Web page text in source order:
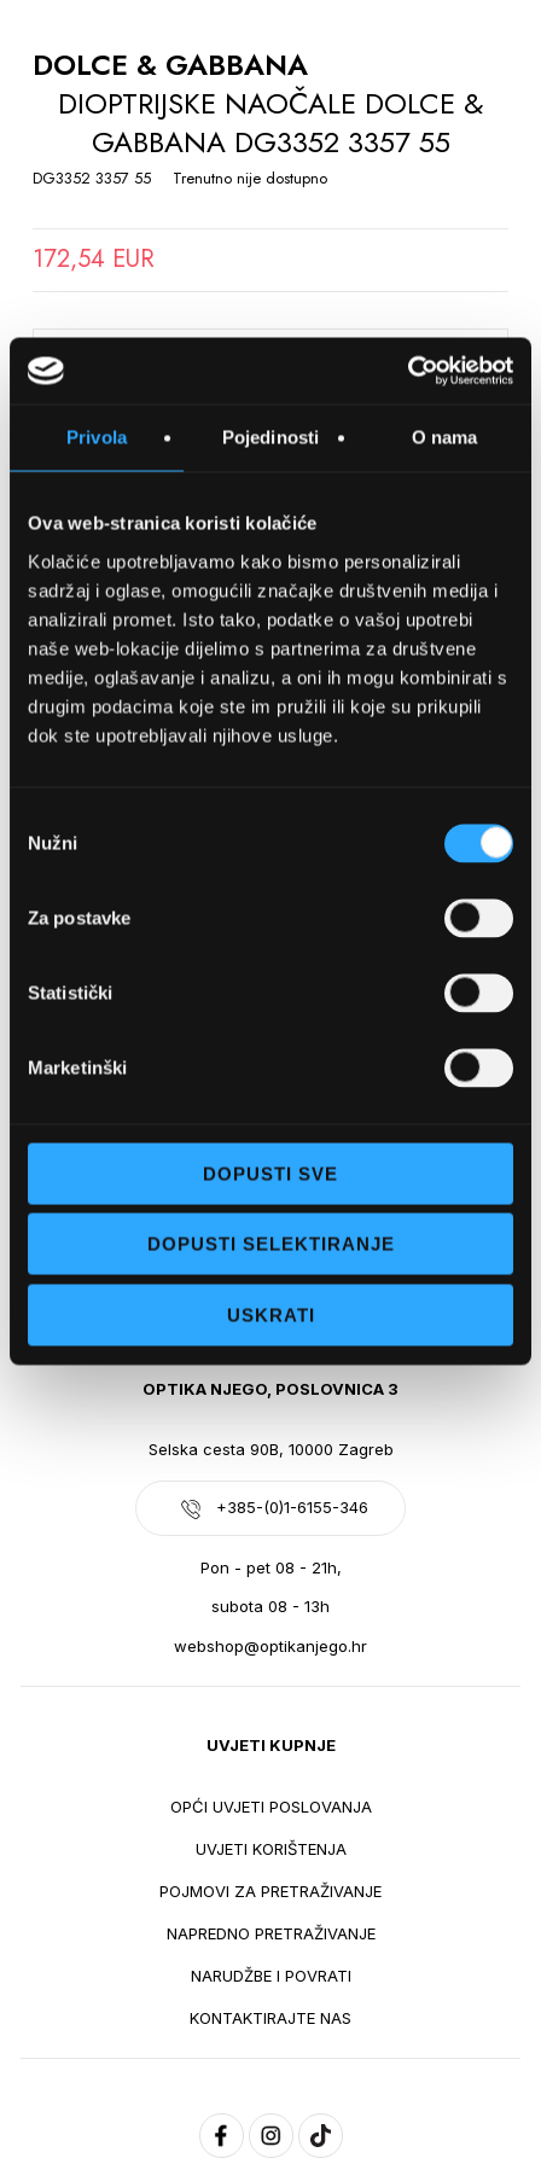
Privola Pojedinosti O nama
Ova web-stranica koristi kolačiće
Kolačiće upotrebljavamo kako bismo personalizirali
sadržaj i oglase, omogućili značajke društvenih medija i
analizirali promet. Isto tako, podatke o vašoj upotrebi
naše web-lokacije dijelimo s partnerima za društvene
medije, oglašavanje i analizu, a oni ih mogu kombinirati s
drugim podacima koje ste im pružili ili koje su prikupili
dok ste upotrebljavali njihove usluge.
pristanka
Nužni
Za postavke
Statistički
Marketinški
DOPUSTI SVE
DOPUSTI SELEKTIRANJE
USKRATI
THE
BEGINNING
GALLERY
DOLCE & GABBANA
DIOPTRIJSKE NAOČALE DOLCE &
GABBANA DG3352 3357 55
DG3352 3357 55 Trenutno nije dostupno
172,54 EUR
SPREMITE NA LISTU ŽELJA
Detalji
OPTIKA NJEGO, POSLOVNICA 1
Pon - pet: 07 - 21h,
Sub: 07-21h
webshop@optikanjego.hr
OPTIKA NJEGO, POSLOVNICA 3
Selska cesta 90B, 10000 Zagreb
+385-(0)1-6155-346
Pon - pet 08 - 21h,
subota 08 - 13h
webshop@optikanjego.hr
UVJETI KUPNJE
OPĆI UVJETI POSLOVANJA
UVJETI KORIŠTENJA
POJMOVI ZA PRETRAŽIVANJE
NAPREDNO PRETRAŽIVANJE
NARUDŽBE I POVRATI
KONTAKTIRAJTE NAS